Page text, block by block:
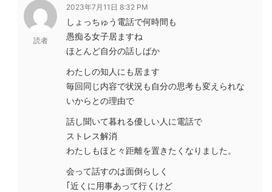
読者
2023年7月11日 8:32 PM
しょっちゅう電話で何時間も
愚痴る女子居ますね
ほとんど自分の話しばか
わたしの知人にも居ます
毎回同じ内容で状況も自分の思考も変えられな
いからとの理由で
話し聞いて暮れる優しい人に電話で
ストレス解消
わたしもほと々距離を置きたくなりました。
会って話すのは面倒らしく
｢近くに用事あって行くけど